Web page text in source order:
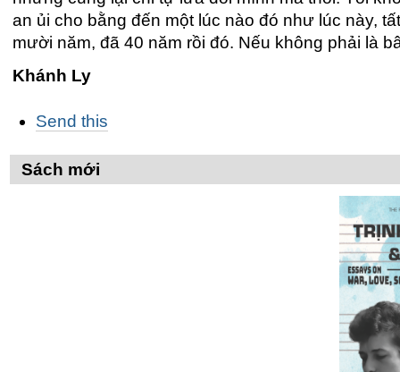
an ủi cho bằng đến một lúc nào đó như lúc này,
mười năm, đã 40 năm rồi đó. Nếu không phải là
Khánh Ly
thao
trên
Tài
Send this
Sách mới